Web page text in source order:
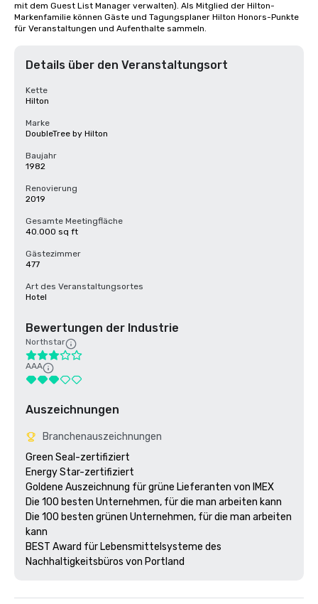
mit dem Guest List Manager verwalten). Als Mitglied der Hilton-
Markenfamilie können Gäste und Tagungsplaner Hilton Honors-Punkte
für Veranstaltungen und Aufenthalte sammeln.
Details über den Veranstaltungsort
Kette
Hilton
Marke
DoubleTree by Hilton
Baujahr
1982
Renovierung
2019
Gesamte Meetingfläche
40.000 sq ft
Gästezimmer
477
Art des Veranstaltungsortes
Hotel
Bewertungen der Industrie
Northstar
AAA
Auszeichnungen
Branchenauszeichnungen
Green Seal-zertifiziert
Energy Star-zertifiziert
Goldene Auszeichnung für grüne Lieferanten von IMEX
Die 100 besten Unternehmen, für die man arbeiten kann
Die 100 besten grünen Unternehmen, für die man arbeiten
kann
BEST Award für Lebensmittelsysteme des
Nachhaltigkeitsbüros von Portland